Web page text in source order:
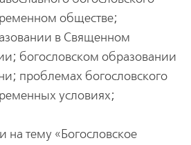
обществе;
в Священном
богословском образовании
проблемах богословского
условиях;
тему «Богословское